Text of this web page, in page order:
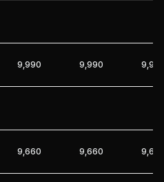
9,990 9,990
9,660 9,660